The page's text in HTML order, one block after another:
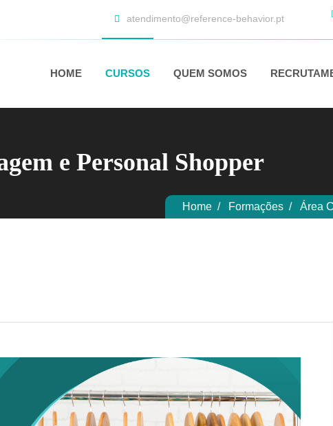
atendimento@reference-behavior.pt
HOME CURSOS QUEM SOMOS
e Personal Shopper
Home Formações Área